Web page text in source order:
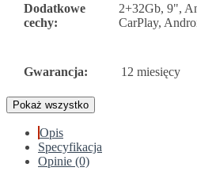
Dodatkowe
cechy:
2+32Gb, 9",
CarPlay,
Gwarancja: 12 miesięcy
Pokaż wszystko
Opis
Specyfikacja
Opinie (0)